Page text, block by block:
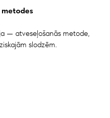
— atveseļošanās metode,
slodzēm.